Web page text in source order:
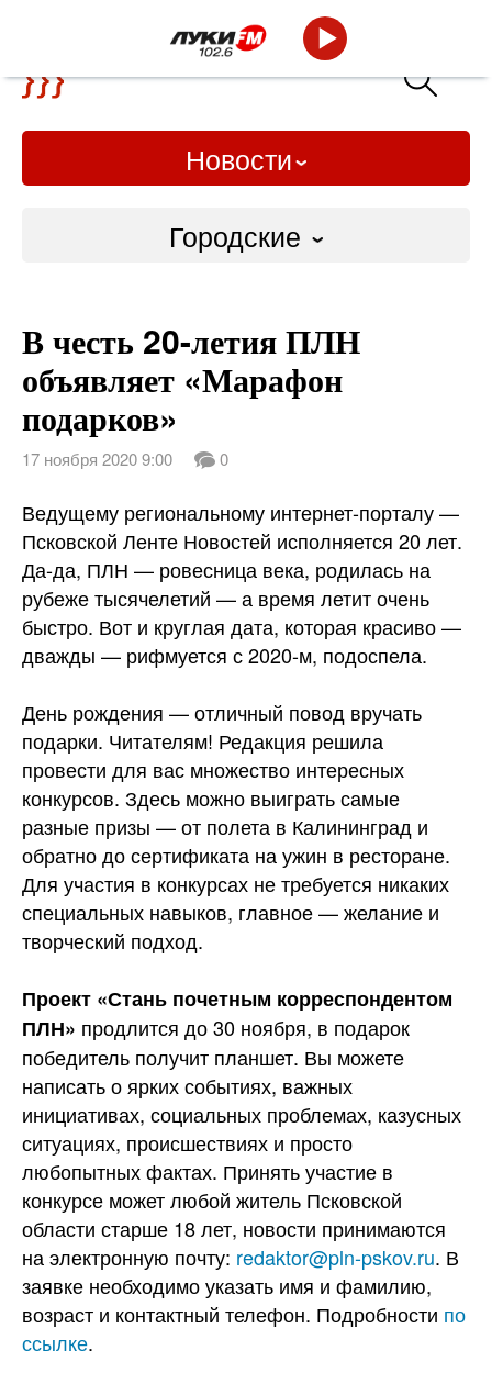
Новости
Городские
Слово Дело
Народные
ВТРК
В честь 20-летия ПЛН
объявляет «Марафон
подарков»
17 ноября 2020 9:00 0
Ведущему региональному интернет-порталу —
Псковской Ленте Новостей исполняется 20 лет.
Да-да, ПЛН — ровесница века, родилась на
рубеже тысячелетий — а время летит очень
быстро. Вот и круглая дата, которая красиво —
дважды — рифмуется с 2020-м, подоспела.
День рождения — отличный повод вручать
подарки. Читателям! Редакция решила
провести для вас множество интересных
конкурсов. Здесь можно выиграть самые
разные призы — от полета в Калининград и
обратно до сертификата на ужин в ресторане.
Для участия в конкурсах не требуется никаких
специальных навыков, главное — желание и
творческий подход.
Проект «Стань почетным корреспондентом
ПЛН» продлится до 30 ноября, в подарок
победитель получит планшет. Вы можете
написать о ярких событиях, важных
инициативах, социальных проблемах, казусных
ситуациях, происшествиях и просто
любопытных фактах. Принять участие в
конкурсе может любой житель Псковской
области старше 18 лет, новости принимаются
на электронную почту: redaktor@pln-pskov.ru. В
заявке необходимо указать имя и фамилию,
возраст и контактный телефон. Подробности по
ссылке.